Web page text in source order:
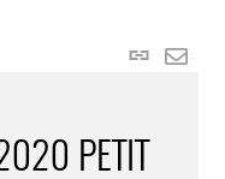
Lien
PETIT